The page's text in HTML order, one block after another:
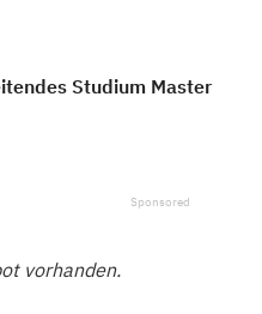
Studium Master
vorhanden.